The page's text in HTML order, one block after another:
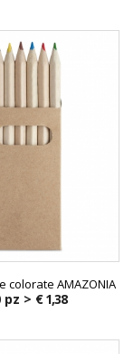
colorate AMAZONIA
pz > € 1,38